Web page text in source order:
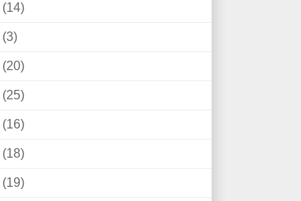
(14)
(3)
(20)
(25)
(16)
(18)
(19)